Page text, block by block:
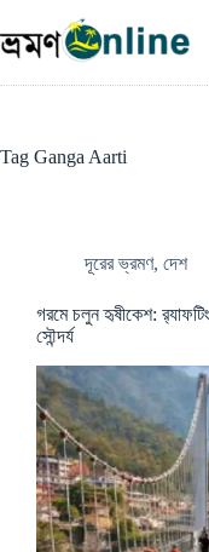
to
content
Tag Ganga Aarti
দূরের ভ্রমণ, দেশ
গরমে চলুন হৃষীকেশ:
সৌন্দর্য